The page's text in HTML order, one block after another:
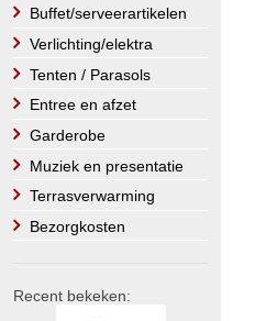
Buffet/serveerartikelen
Verlichting/elektra
Tenten / Parasols
Entree en afzet
Garderobe
Muziek en presentatie
Terrasverwarming
Bezorgkosten
Recent bekeken: